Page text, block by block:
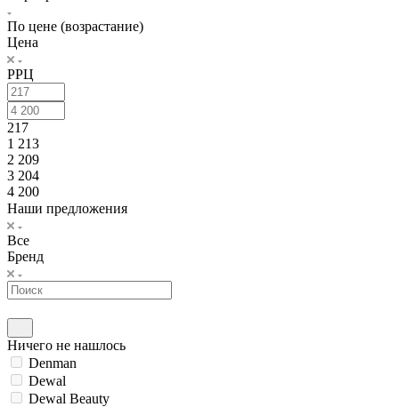
По цене (возрастание)
Цена
РРЦ
217
1 213
2 209
3 204
4 200
Наши предложения
Все
Бренд
Ничего не нашлось
Denman
Dewal
Dewal Beauty